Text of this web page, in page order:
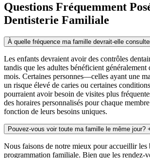
Questions Fréquemment
Dentisterie Familiale
À quelle fréquence ma famille devrait-elle
Les enfants devraient avoir des contrôles
tandis que les adultes bénéficient généralement
mois. Certaines personnes—celles ayant une
un risque élevé de caries ou certaines
pourraient avoir besoin de visites plus
des horaires personnalisés pour chaque
fonction de leurs besoins uniques.
Pouvez-vous voir toute ma famille le même jour?
Nous faisons de notre mieux pour accueillir les
programmation familiale. Bien que les rendez-